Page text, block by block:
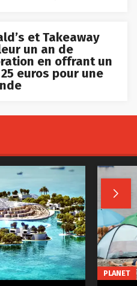
et Takeaway
un an de
en offrant un
euros pour une

PLANET